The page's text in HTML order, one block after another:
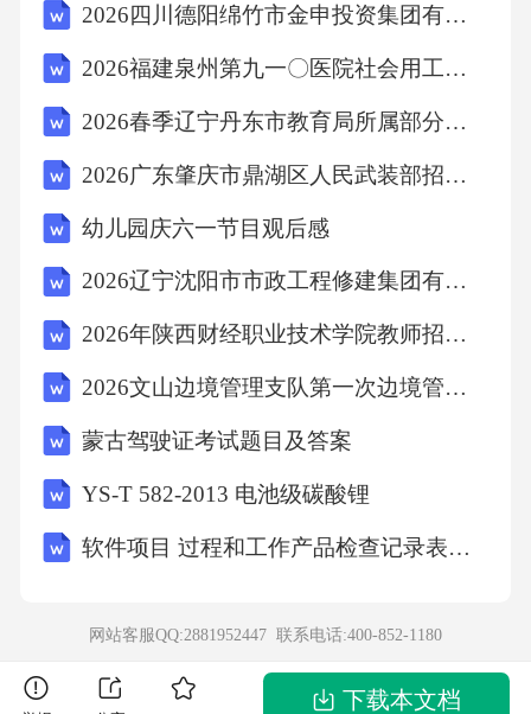
2026四川德阳绵竹市金申投资集团有限公司第一批招聘40人备考题库及参考答案详解
2026福建泉州第九一〇医院社会用工招聘26人备考题库及1套参考答案详解
2026春季辽宁丹东市教育局所属部分学校面向普通高校招聘急需紧缺教师45人备考题库及1套参考答案详解
2026广东肇庆市鼎湖区人民武装部招聘民兵专职教练员1人备考题库及答案详解一套
幼儿园庆六一节目观后感
2026辽宁沈阳市市政工程修建集团有限公司招聘7人笔试模拟试题及答案详解
2026年陕西财经职业技术学院教师招聘（39人）笔试备考题库及答案详解
2026文山边境管理支队第一次边境管控专职辅警招聘（120人）考试备考题库及答案详解
蒙古驾驶证考试题目及答案
YS-T 582-2013 电池级碳酸锂
软件项目 过程和工作产品检查记录表全套
网站客服QQ:2881952447 联系电话:400-852-1180
下载本文档